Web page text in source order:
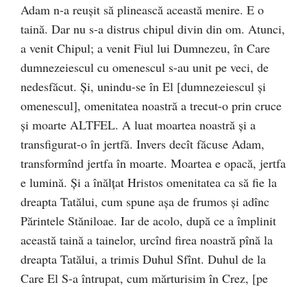
Adam n-a reuşit să plinească această menire. E o
taină. Dar nu s-a distrus chipul divin din om. Atunci,
a venit Chipul; a venit Fiul lui Dumnezeu, în Care
dumnezeiescul cu omenescul s-au unit pe veci, de
nedesfăcut. Şi, unindu-se în El [dumnezeiescul şi
omenescul], omenitatea noastră a trecut-o prin cruce
şi moarte ALTFEL. A luat moartea noastră şi a
transfigurat-o în jertfă. Invers decît făcuse Adam,
transformînd jertfa în moarte. Moartea e opacă, jertfa
e lumină. Şi a înălţat Hristos omenitatea ca să fie la
dreapta Tatălui, cum spune aşa de frumos şi adînc
Părintele Stăniloae. Iar de acolo, după ce a împlinit
această taină a tainelor, urcînd firea noastră pînă la
dreapta Tatălui, a trimis Duhul Sfînt. Duhul de la
Care El S-a întrupat, cum mărturisim în Crez, [pe